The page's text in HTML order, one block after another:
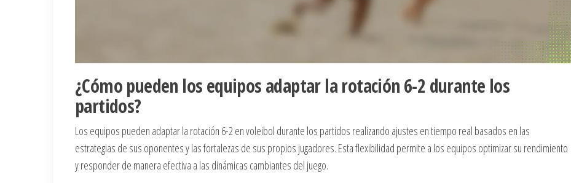
¿Cómo pueden los equipos adaptar la rotación 6-2 durante los
partidos?
Los equipos pueden adaptar la rotación 6-2 en voleibol durante los partidos realizando ajustes en tiempo real basados en las
estrategias de sus oponentes y las fortalezas de sus propios jugadores. Esta flexibilidad permite a los equipos optimizar su rendimiento
y responder de manera efectiva a las dinámicas cambiantes del juego.